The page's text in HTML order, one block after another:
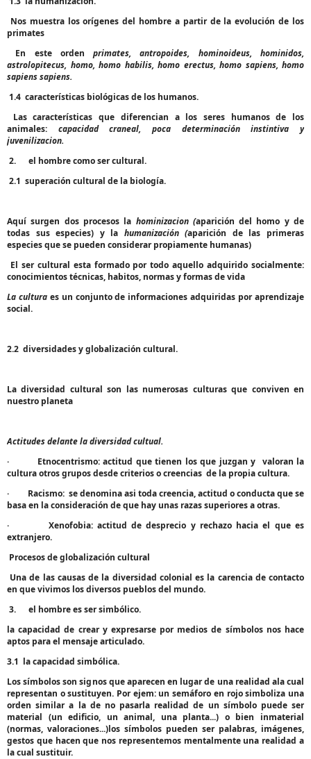
Nos muestra los orígenes del hombre a partir de la evolución de los
primates
En este ordenprimates, antropoides, hominoideus, hominidos,
astrolopitecus, homo, homo habilis, homo erectus, homo sapiens, homo
sapiens sapiens.
1.4 características biológicas de los humanos.
Las características que diferencian a los seres humanos de los
animales: capacidad craneal, poca determinación instintiva y
juvenilizacion.
2.
el hombre como ser cultural.
2.1 superación cultural de la biología.
Aquí surgen dos procesos la hominizacion (aparición del homo y de
todas sus especies) y la humanización (aparición de las primeras
especies que se pueden considerar propiamente humanas)
El ser cultural esta formado por todo aquello adquirido socialmente:
conocimientos técnicas, habitos, normas y formas de vida
La culturaes un conjunto de informaciones adquiridas por aprendizaje
social.
2.2 diversidades y globalización cultural.
La diversidad cultural son las numerosas culturas que conviven en
nuestro planeta
Actitudes delante la diversidad cultual.
·
Etnocentrismo: actitud que tienen los que juzgan y valoran la
cultura otros grupos desde criterios o creencias de la propia cultura.
·
Racismo: se denomina asi toda creencia, actitud o conducta que se
basa en la consideración de que hay unas razas superiores a otras.
·
Xenofobia:actitud de desprecio y rechazo hacia el que es
extranjero.
Procesos de globalización cultural
Una de las causas de la diversidad colonial es la carencia de contacto
en que vivimos los diversos pueblos del mundo.
3.
el hombre es ser simbólico.
la capacidad de crear y expresarse por medios de símbolos nos hace
aptos para el mensaje articulado.
3.1 la capacidad simbólica.
Los símbolos son signos que aparecen en lugar de una realidad ala cual
representan o sustituyen. Por ejem: un semáforo en rojo simboliza una
orden similar a la de no pasarla realidad de un símbolo puede ser
material (un edificio, un animal, una planta...) o bien inmaterial
(normas, valoraciones...)los símbolos pueden ser palabras, imágenes,
gestos que hacen que nos representemos mentalmente una realidad a
la cual sustituir.